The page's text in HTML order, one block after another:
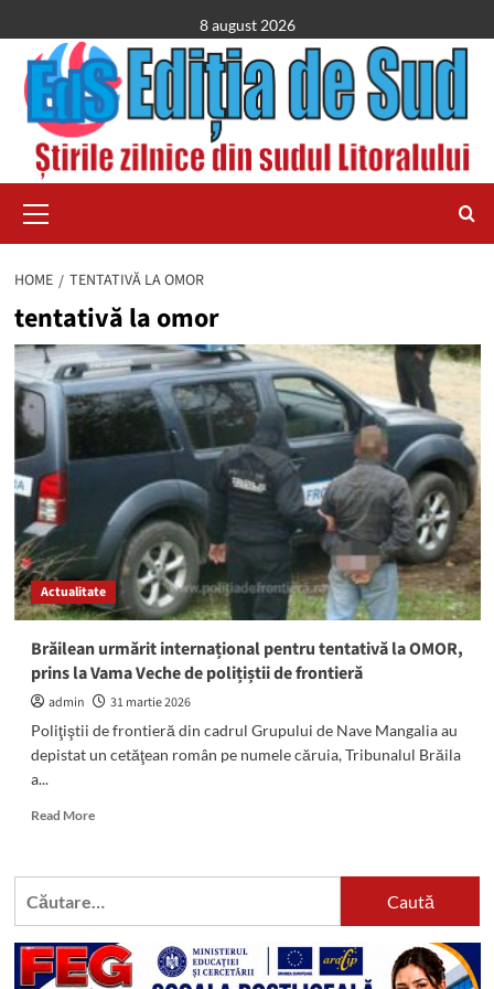
to
content
8 august 2026
Menu
HOME TENTATIVĂ LA OMOR
tentativă la omor
Actualitate
Brăilean urmărit internațional pentru tentativă la OMOR,
prins la Vama Veche de polițiștii de frontieră
admin
31 martie 2026
Poliţiştii de frontieră din cadrul Grupului de Nave Mangalia au
depistat un cetăţean român pe numele căruia, Tribunalul Brăila
a...
Read MoreRead
Brăilean
tentativă
la
Caută